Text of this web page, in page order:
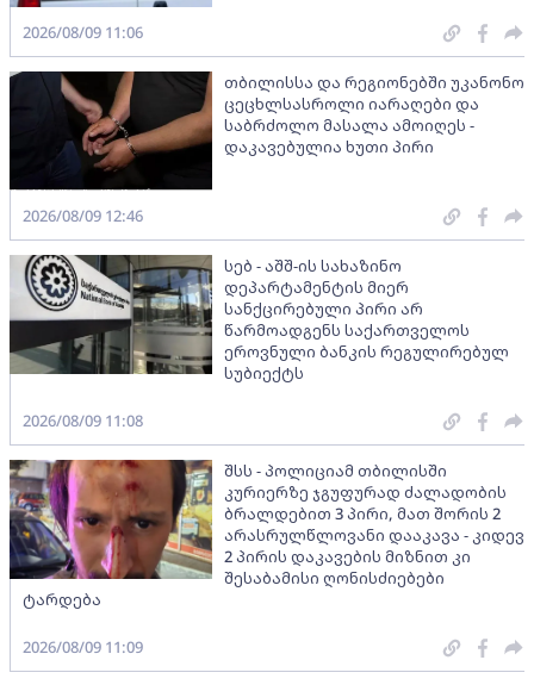
2026/08/09 11:06
თბილისსა და რეგიონებში უკანონო
ცეცხლსასროლი იარაღები და
საბრძოლო მასალა ამოიღეს -
დაკავებულია ხუთი პირი
2026/08/09 12:46
სებ - აშშ-ის სახაზინო
დეპარტამენტის მიერ
სანქცირებული პირი არ
წარმოადგენს საქართველოს
ეროვნული ბანკის რეგულირებულ
სუბიექტს
2026/08/09 11:08
შსს - პოლიციამ თბილისში
კურიერზე ჯგუფურად ძალადობის
ბრალდებით 3 პირი, მათ შორის 2
არასრულწლოვანი დააკავა - კიდევ
2 პირის დაკავების მიზნით კი
შესაბამისი ღონისძიებები
ტარდება
2026/08/09 11:09